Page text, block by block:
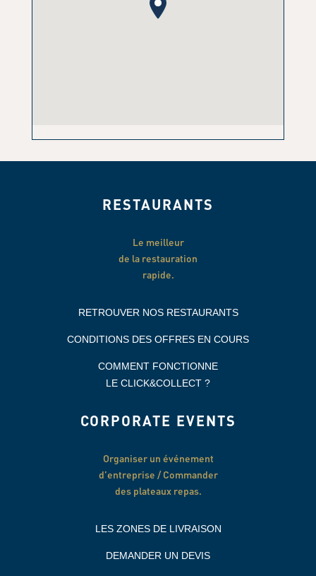
RESTAURANTS
Le meilleur
de la restauration
rapide.
RETROUVER NOS RESTAURANTS
CONDITIONS DES OFFRES EN COURS
COMMENT FONCTIONNE
LE CLICK&COLLECT ?
CORPORATE EVENTS
Organiser un événement
d’entreprise / Commander
des plateaux repas.
LES ZONES DE LIVRAISON
DEMANDER UN DEVIS